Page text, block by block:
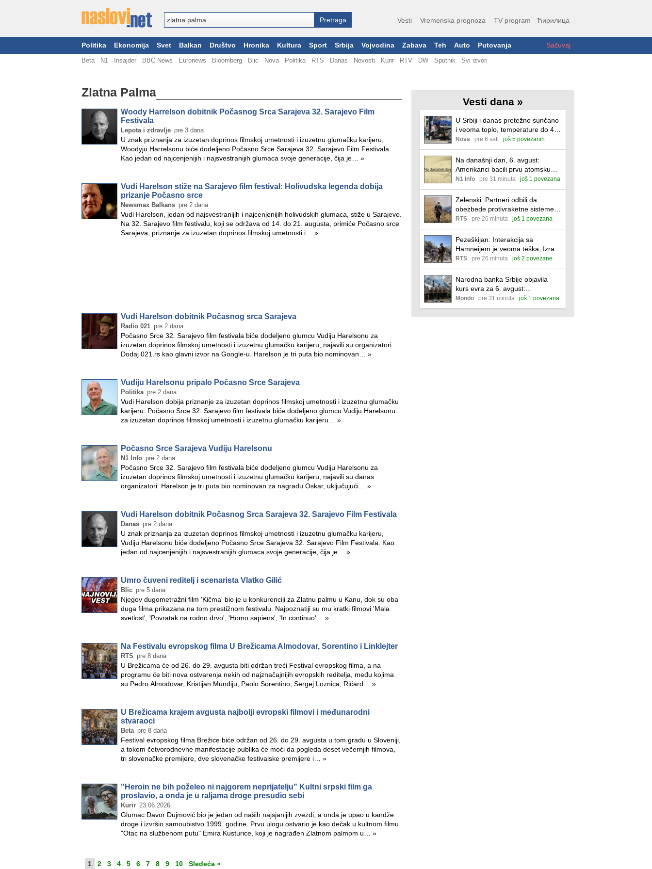
Vesti Vremenska prognoza TV program Ћирилица
Politika Ekonomija Svet Balkan Društvo Hronika Kultura Sport Srbija Vojvodina Zabava Teh Auto Putovanja Sačuvaj
Beta N1 Insajder BBC News Euronews Bloomberg Blic Nova Politika RTS Danas Novosti Kurir RTV DW Sputnik Svi izvori
Zlatna Palma
Woody Harrelson dobitnik Počasnog Srca Sarajeva 32. Sarajevo Film
Festivala
Lepota i zdravlje pre 3 dana
U znak priznanja za izuzetan doprinos filmskoj umetnosti i izuzetnu glumačku karijeru,
Woodyju Harrelsonu biće dodeljeno Počasno Srce Sarajeva 32. Sarajevo Film Festivala.
Kao jedan od najcenjenijih i najsvestranijih glumaca svoje generacije, čija je… »
Vudi Harelson stiže na Sarajevo film festival: Holivudska legenda dobija
prizanje Počasno srce
Newsmax Balkans pre 2 dana
Vudi Harelson, jedan od najsvestranijih i najcenjenijih holivudskih glumaca, stiže u Sarajevo.
Na 32. Sarajevo film festivalu, koji se održava od 14. do 21. augusta, primiće Počasno srce
Sarajeva, priznanje za izuzetan doprinos filmskoj umetnosti i… »
Vudi Harelson dobitnik Počasnog srca Sarajeva
Radio 021 pre 2 dana
Počasno Srce 32. Sarajevo film festivala biće dodeljeno glumcu Vudiju Harelsonu za
izuzetan doprinos filmskoj umetnosti i izuzetnu glumačku karijeru, najavili su organizatori.
Dodaj 021.rs kao glavni izvor na Google-u. Harelson je tri puta bio nominovan… »
Vudiju Harelsonu pripalo Počasno Srce Sarajeva
Politika pre 2 dana
Vudi Harelson dobija priznanje za izuzetan doprinos filmskoj umetnosti i izuzetnu glumačku
karijeru. Počasno Srce 32. Sarajevo film festivala biće dodeljeno glumcu Vudiju Harelsonu
za izuzetan doprinos filmskoj umetnosti i izuzetnu glumačku karijeru… »
Počasno Srce Sarajeva Vudiju Harelsonu
N1 Info pre 2 dana
Počasno Srce 32. Sarajevo film festivala biće dodeljeno glumcu Vudiju Harelsonu za
izuzetan doprinos filmskoj umetnosti i izuzetnu glumačku karijeru, najavili su danas
organizatori. Harelson je tri puta bio nominovan za nagradu Oskar, uključujući… »
Vudi Harelson dobitnik Počasnog Srca Sarajeva 32. Sarajevo Film Festivala
Danas pre 2 dana
U znak priznanja za izuzetan doprinos filmskoj umetnosti i izuzetnu glumačku karijeru,
Vudiju Harelsonu biće dodeljeno Počasno Srce Sarajeva 32. Sarajevo Film Festivala. Kao
jedan od najcenjenijih i najsvestranijih glumaca svoje generacije, čija je… »
Umro čuveni reditelj i scenarista Vlatko Gilić
Blic pre 5 dana
Njegov dugometražni film 'Kičma' bio je u konkurenciji za Zlatnu palmu u Kanu, dok su oba
duga filma prikazana na tom prestižnom festivalu. Najpoznatiji su mu kratki filmovi 'Mala
svetlost', 'Povratak na rodno drvo', 'Homo sapiens', 'In continuo'… »
Na Festivalu evropskog filma U Brežicama Almodovar, Sorentino i Linklejter
RTS pre 8 dana
U Brežicama će od 26. do 29. avgusta biti održan treći Festival evropskog filma, a na
programu će biti nova ostvarenja nekih od najznačajnijih evropskih reditelja, među kojima
su Pedro Almodovar, Kristijan Munđiju, Paolo Sorentino, Sergej Loznica, Ričard… »
U Brežicama krajem avgusta najbolji evropski filmovi i međunarodni
stvaraoci
Beta pre 8 dana
Festival evropskog filma Brežice biće održan od 26. do 29. avgusta u tom gradu u Sloveniji,
a tokom četvorodnevne manifestacije publika će moći da pogleda deset večernjih filmova,
tri slovenačke premijere, dve slovenačke festivalske premijere i… »
"Heroin ne bih poželeo ni najgorem neprijatelju" Kultni srpski film ga
proslavio, a onda je u raljama droge presudio sebi
Kurir 23.06.2026
Glumac Davor Dujmović bio je jedan od naših najsjanijih zvezdi, a onda je upao u kandže
droge i izvršio samoubistvo 1999. godine. Prvu ulogu ostvario je kao dečak u kultnom filmu
"Otac na službenom putu" Emira Kusturice, koji je nagrađen Zlatnom palmom u… »
1 2 3 4 5 6 7 8 9 10 Sledeća »
Vesti dana »
U Srbiji i danas pretežno sunčano
i veoma toplo, temperature do 40
stepeni
Nova pre 6 sati još 5 povezanih
Na današnji dan, 6. avgust:
Amerikanci bacili prvu atomsku
bombu na Hirošimu
N1 Info pre 31 minuta još 1 povezana
Zelenski: Partneri odbili da
obezbede protivraketne sisteme;
Zaharova: Makron naređuje Kijevu
RTS pre 26 minuta još 1 povezana
Pezeškijan: Interakcija sa
Hamneijem je veoma teška; Izrael
izveo vazdušne napade na jug
Libana
RTS pre 26 minuta još 2 povezane
Narodna banka Srbije objavila
kurs evra za 6. avgust:
Menjačnice po ovim vrednostima
prodaju valute
Mondo pre 31 minuta još 1 povezana